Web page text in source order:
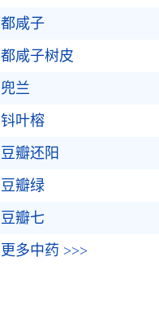
都咸子
都咸子树皮
兜兰
钭叶榕
豆瓣还阳
豆瓣绿
豆瓣七
更多中药 >>>